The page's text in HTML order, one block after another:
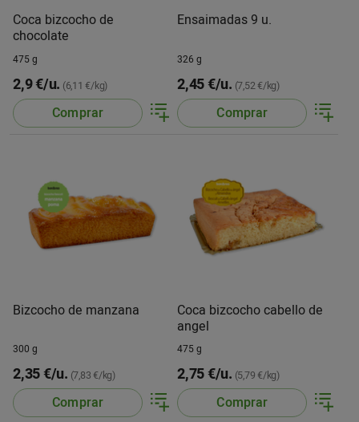
Coca bizcocho de
chocolate
475 g
2,9 €/u. (6,11 €/kg)
Comprar
Ensaimadas 9 u.
326 g
2,45 €/u. (7,52 €/kg)
Comprar
Bizcocho de manzana
300 g
2,35 €/u. (7,83 €/kg)
Comprar
Coca bizcocho cabello de
angel
475 g
2,75 €/u. (5,79 €/kg)
Comprar